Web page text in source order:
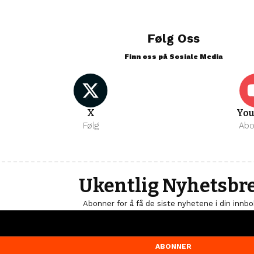
Følg Oss
Finn oss på Sosiale Media
X
Følg
Ukentlig
Abonner for å få de siste nyhetene i din
ABONNER